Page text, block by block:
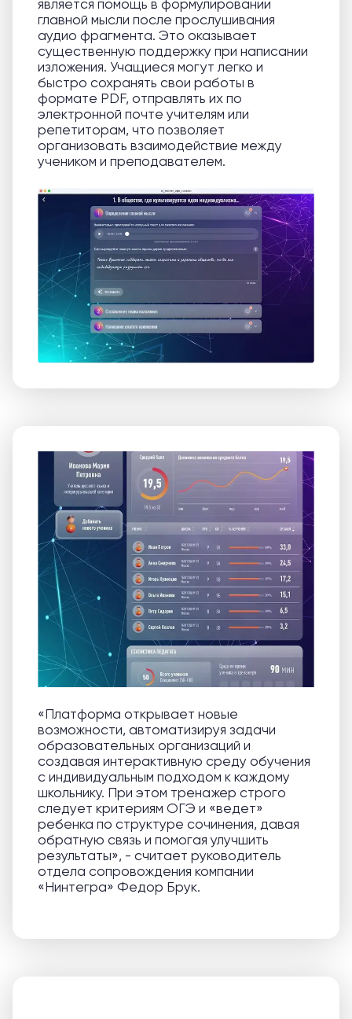
является помощь в формулировании
главной мысли после прослушивания
аудио фрагмента. Это оказывает
существенную поддержку при написании
изложения. Учащиеся могут легко и
быстро сохранять свои работы в
формате PDF, отправлять их по
электронной почте учителям или
репетиторам, что позволяет
организовать взаимодействие между
учеником и преподавателем.
«Платформа открывает новые
возможности, автоматизируя задачи
образовательных организаций и
создавая интерактивную среду обучения
с индивидуальным подходом к каждому
школьнику. При этом тренажер строго
следует критериям ОГЭ и «ведет»
ребенка по структуре сочинения, давая
обратную связь и помогая улучшить
результаты», - считает руководитель
отдела сопровождения компании
«Нинтегра» Федор Брук.